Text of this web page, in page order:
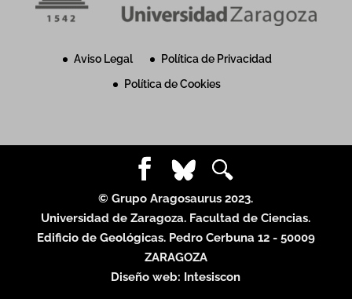
Aviso Legal
Política de Privacidad
Política de Cookies
© Grupo Aragosaurus 2023.
Universidad de Zaragoza. Facultad de Ciencias.
Edificio de Geológicas. Pedro Cerbuna 12 - 50009
ZARAGOZA
Diseño web: Intesiscon